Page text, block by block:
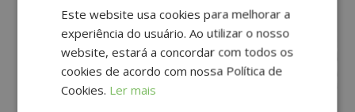
Este website usa cookies para melhorar a
experiência do usuário. Ao utilizar o nosso
website, estará a concordar com todos os
cookies de acordo com nossa Política de
Cookies. Ler mais